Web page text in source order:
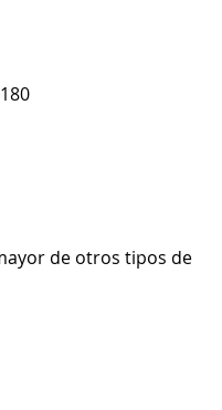
de otros tipos de